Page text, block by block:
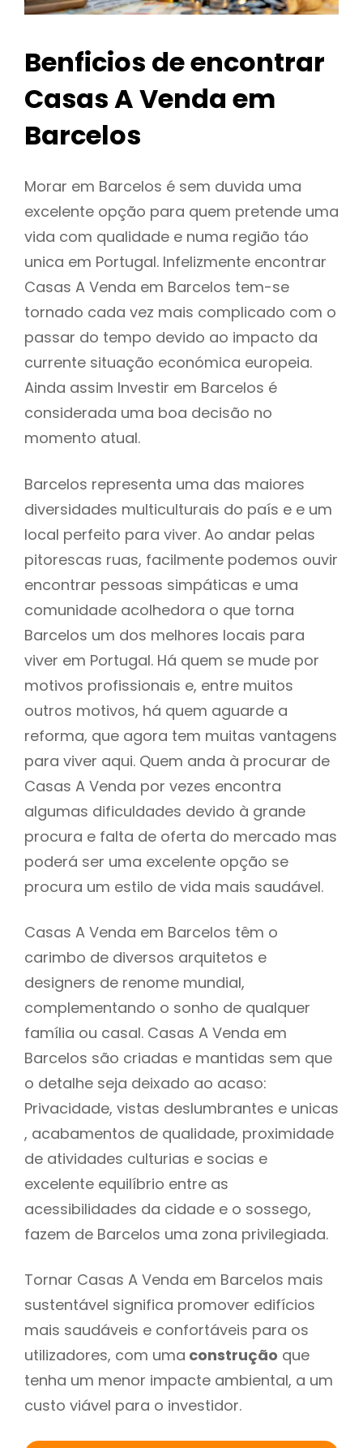
Benficios de encontrar
Casas A Venda em
Barcelos
Morar em Barcelos é sem duvida uma
excelente opção para quem pretende uma
vida com qualidade e numa região táo
unica em Portugal. Infelizmente encontrar
Casas A Venda em Barcelos tem-se
tornado cada vez mais complicado com o
passar do tempo devido ao impacto da
currente situação económica europeia.
Ainda assim Investir em Barcelos é
considerada uma boa decisão no
momento atual.
Barcelos representa uma das maiores
diversidades multiculturais do país e e um
local perfeito para viver. Ao andar pelas
pitorescas ruas, facilmente podemos ouvir
encontrar pessoas simpáticas e uma
comunidade acolhedora o que torna
Barcelos um dos melhores locais para
viver em Portugal. Há quem se mude por
motivos profissionais e, entre muitos
outros motivos, há quem aguarde a
reforma, que agora tem muitas vantagens
para viver aqui. Quem anda à procurar de
Casas A Venda por vezes encontra
algumas dificuldades devido à grande
procura e falta de oferta do mercado mas
poderá ser uma excelente opção se
procura um estilo de vida mais saudável.
Casas A Venda em Barcelos têm o
carimbo de diversos arquitetos e
designers de renome mundial,
complementando o sonho de qualquer
família ou casal. Casas A Venda em
Barcelos são criadas e mantidas sem que
o detalhe seja deixado ao acaso:
Privacidade, vistas deslumbrantes e unicas
, acabamentos de qualidade, proximidade
de atividades culturias e socias e
excelente equilíbrio entre as
acessibilidades da cidade e o sossego,
fazem de Barcelos uma zona privilegiada.
Tornar Casas A Venda em Barcelos mais
sustentável significa promover edifícios
mais saudáveis e confortáveis para os
utilizadores, com uma construção que
tenha um menor impacte ambiental, a um
custo viável para o investidor.